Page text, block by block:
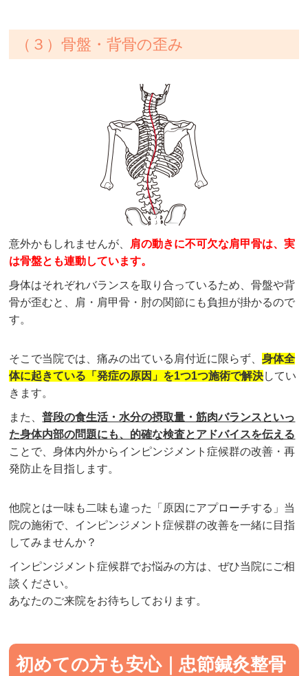
（３）骨盤・背骨の歪み
意外かもしれませんが、 肩の動きに不可欠な肩甲骨は、実
は骨盤とも連動しています。
身体はそれぞれバランスを取り合っているため、骨盤や背
骨が歪むと、肩・肩甲骨・肘の関節にも負担が掛かるので
す。
そこで当院では、痛みの出ている肩付近に限らず、身体全
体に起きている「発症の原因」を1つ1つ施術で解決してい
きます。
また、普段の食生活・水分の摂取量・筋肉バランスといっ
た身体内部の問題にも、的確な検査とアドバイスを伝える
ことで、身体内外からインピンジメント症候群の改善・再
発防止を目指します。
他院とは一味も二味も違った「原因にアプローチする」当
院の施術で、 インピンジメント症候群の改善を一緒に目指
してみませんか？
インピンジメント症候群でお悩みの方は、ぜひ当院にご相
談ください。
あなたのご来院をお待ちしております。
初めての方も安心｜忠節鍼灸整骨